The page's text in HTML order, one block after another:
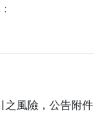
之風險，公告附件